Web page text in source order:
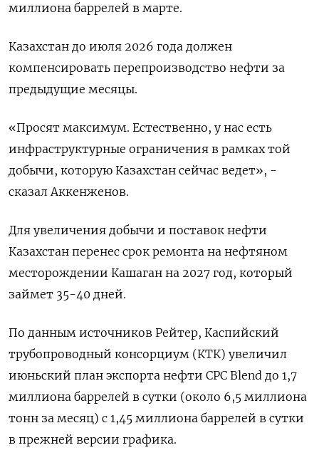
миллиона баррелей в ​марте.
Казахстан до июля 2026 года должен
компенсировать перепроизводство нефти за
предыдущие месяцы.
«Просят максимум. Естественно, ‌у нас есть
инфраструктурные ограничения в рамках той
добычи, которую Казахстан сейчас ведет», -
сказал Аккенженов.
Для увеличения добычи и поставок нефти
Казахстан перенес срок ремонта на нефтяном ​
месторождении Кашаган на 2027 ​год, который
займет 35-40 ‌дней.
По данным источников Рейтер, Каспийский
трубопроводный консорциум (КТК) увеличил
июньский план экспорта нефти CPC Blend до ​1,7
миллиона баррелей в сутки (около 6,5 миллиона
тонн за месяц) с 1,45 миллиона баррелей в сутки
в прежней версии графика.